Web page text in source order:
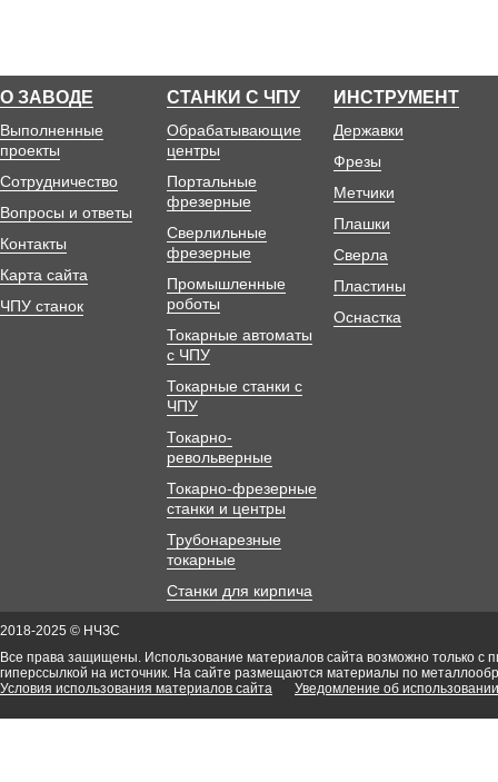
О ЗАВОДЕ
Выполненные
проекты
Сотрудничество
Вопросы и ответы
Контакты
Карта сайта
ЧПУ станок
СТАНКИ С ЧПУ
Обрабатывающие
центры
Портальные
фрезерные
Сверлильные
фрезерные
Промышленные
роботы
Токарные автоматы
с ЧПУ
Токарные станки с
ЧПУ
Токарно-
револьверные
Токарно-фрезерные
станки и центры
Трубонарезные
токарные
Станки для кирпича
ИНСТРУМЕНТ
Державки
Фрезы
Метчики
Плашки
Сверла
Пластины
Оснастка
2018-2025 © НЧЗС
Все права защищены. Использование материалов сайта возможно только с
гиперссылкой на источник. На сайте размещаются материалы по
Условия использования материалов сайта
Уведомление об